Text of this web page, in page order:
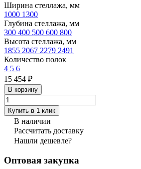
Ширина стеллажа, мм
1000 1300
Глубина стеллажа, мм
300 400 500 600 800
Высота стеллажа, мм
1855 2067 2279 2491
Количество полок
4 5 6
15 454 ₽
В корзину
Купить в 1 клик
В наличии
Рассчитать доставку
Нашли дешевле?
Оптовая закупка